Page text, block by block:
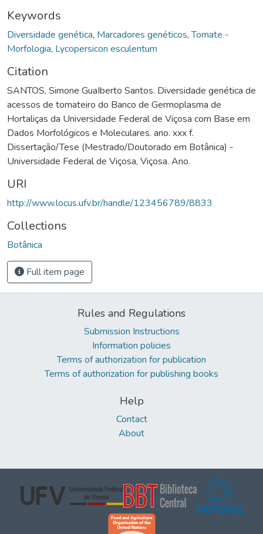
Keywords
Diversidade genética, Marcadores genéticos,Tomate -
Morfologia, Lycopersicon esculentum
Citation
SANTOS, Simone GuaIberto Santos. Diversidade genética de
acessos de tomateiro do Banco de Germoplasma de
Hortaliças da Universidade Federal de Viçosa com Base em
Dados Morfológicos e Moleculares. ano. xxx f.
Dissertação/Tese (Mestrado/Doutorado em Botânica) -
Universidade Federal de Viçosa, Viçosa. Ano.
URI
http://www.locus.ufv.br/handle/123456789/8833
Collections
Botânica
Full item page
Rules and Regulations
Submission Instructions
Information policies
Terms of authorization for publication
Terms of authorization for publishing books
Help
Contact
About